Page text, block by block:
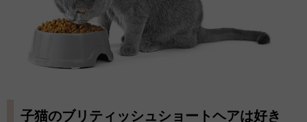
子猫のブリティッシュショートヘアは好き